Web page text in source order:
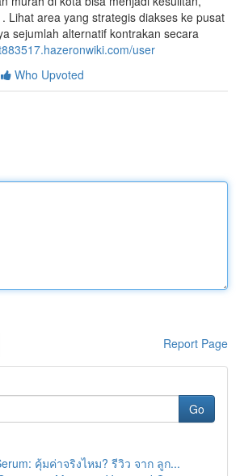
Lihat area yang strategis diakses ke pusat
sejumlah alternatif kontrakan secara
user
Who Upvoted
Report Page
Go
คุ้มค่าจริงไหม? รีวิว จาก ลูก...